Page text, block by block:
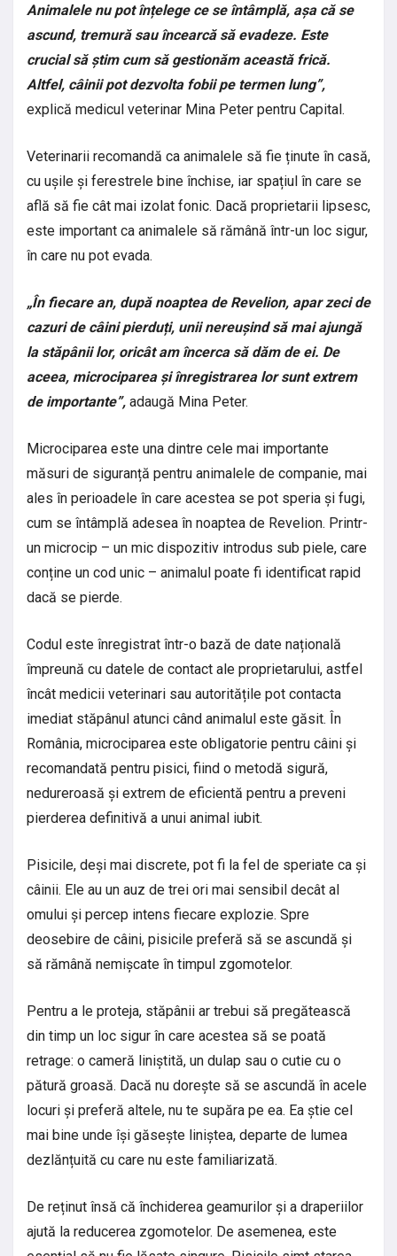
Animalele nu pot înțelege ce se întâmplă, așa că se
ascund, tremură sau încearcă să evadeze. Este
crucial să știm cum să gestionăm această frică.
Altfel, câinii pot dezvolta fobii pe termen lung”,
explică medicul veterinar Mina Peter pentru Capital.
Veterinarii recomandă ca animalele să fie ținute în casă,
cu ușile și ferestrele bine închise, iar spațiul în care se
află să fie cât mai izolat fonic. Dacă proprietarii lipsesc,
este important ca animalele să rămână într-un loc sigur,
în care nu pot evada.
„În fiecare an, după noaptea de Revelion, apar zeci de
cazuri de câini pierduți, unii nereușind să mai ajungă
la stăpânii lor, oricât am încerca să dăm de ei. De
aceea, microciparea și înregistrarea lor sunt extrem
de importante”, adaugă Mina Peter.
Microciparea este una dintre cele mai importante
măsuri de siguranță pentru animalele de companie, mai
ales în perioadele în care acestea se pot speria și fugi,
cum se întâmplă adesea în noaptea de Revelion. Printr-
un microcip – un mic dispozitiv introdus sub piele, care
conține un cod unic – animalul poate fi identificat rapid
dacă se pierde.
Codul este înregistrat într-o bază de date națională
împreună cu datele de contact ale proprietarului, astfel
încât medicii veterinari sau autoritățile pot contacta
imediat stăpânul atunci când animalul este găsit. În
România, microciparea este obligatorie pentru câini și
recomandată pentru pisici, fiind o metodă sigură,
nedureroasă și extrem de eficientă pentru a preveni
pierderea definitivă a unui animal iubit.
Pisicile, deși mai discrete, pot fi la fel de speriate ca și
câinii. Ele au un auz de trei ori mai sensibil decât al
omului și percep intens fiecare explozie. Spre
deosebire de câini, pisicile preferă să se ascundă și
să rămână nemișcate în timpul zgomotelor.
Pentru a le proteja, stăpânii ar trebui să pregătească
din timp un loc sigur în care acestea să se poată
retrage: o cameră liniștită, un dulap sau o cutie cu o
pătură groasă. Dacă nu dorește să se ascundă în acele
locuri și preferă altele, nu te supăra pe ea. Ea știe cel
mai bine unde își găsește liniștea, departe de lumea
dezlănțuită cu care nu este familiarizată.
De reținut însă că închiderea geamurilor și a draperiilor
ajută la reducerea zgomotelor. De asemenea, este